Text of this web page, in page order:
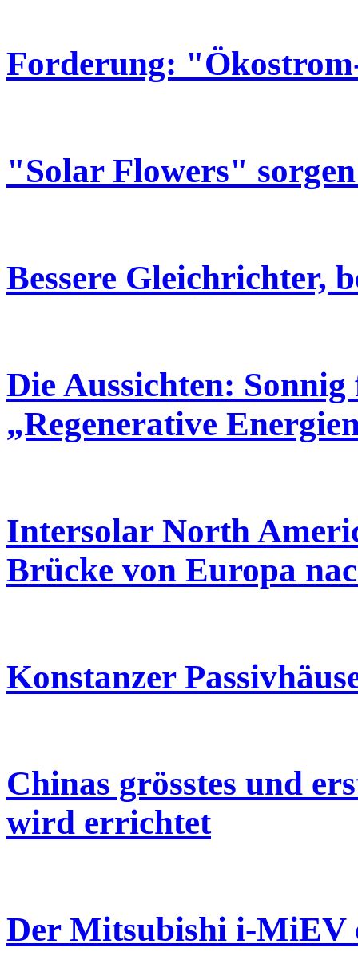
Forderung:
"Solar Flowers"
Bessere Gleichrichter,
Die Aussichten:
„Regenerative
Intersolar North
Brücke von Europa
Konstanzer
Chinas grösstes und
wird errichtet
Der Mitsubishi i-MiEV